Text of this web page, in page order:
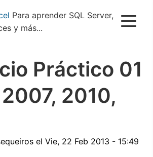
Para aprender SQL Server,
y más...
Práctico 01
2010,
el Vie, 22 Feb 2013 - 15:49